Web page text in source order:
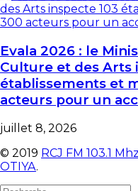
Evala 2026 : le
Culture et des Arts
établissements et
acteurs pour un
juillet 8, 2026
© 2019 RCJ FM 103.1
OTIYA.